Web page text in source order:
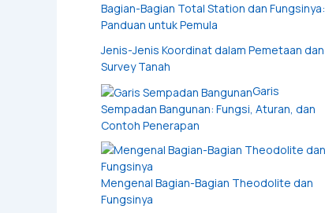
Bagian-Bagian Total Station dan Fungsinya:
Panduan untuk Pemula
Jenis-Jenis Koordinat dalam Pemetaan dan
Survey Tanah
Garis
Sempadan Bangunan: Fungsi, Aturan, dan
Contoh Penerapan
Mengenal Bagian-Bagian Theodolite dan
Fungsinya